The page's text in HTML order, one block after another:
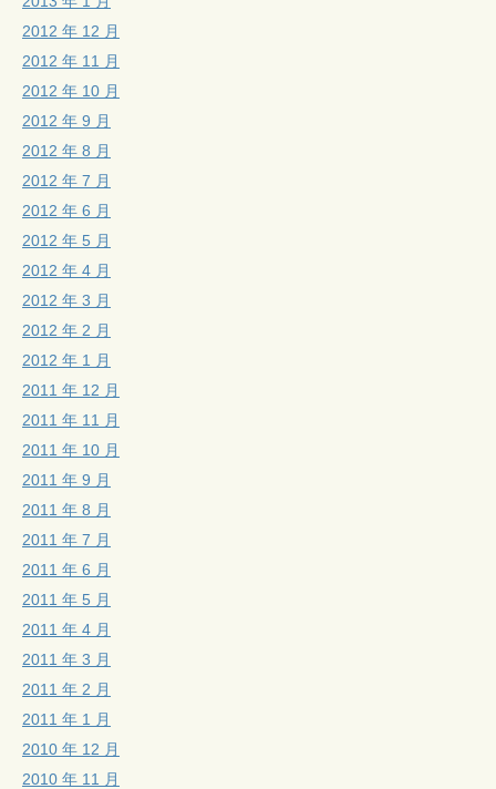
2012 年 12 月
2012 年 11 月
2012 年 10 月
2012 年 9 月
2012 年 8 月
2012 年 7 月
2012 年 6 月
2012 年 5 月
2012 年 4 月
2012 年 3 月
2012 年 2 月
2012 年 1 月
2011 年 12 月
2011 年 11 月
2011 年 10 月
2011 年 9 月
2011 年 8 月
2011 年 7 月
2011 年 6 月
2011 年 5 月
2011 年 4 月
2011 年 3 月
2011 年 2 月
2011 年 1 月
2010 年 12 月
2010 年 11 月